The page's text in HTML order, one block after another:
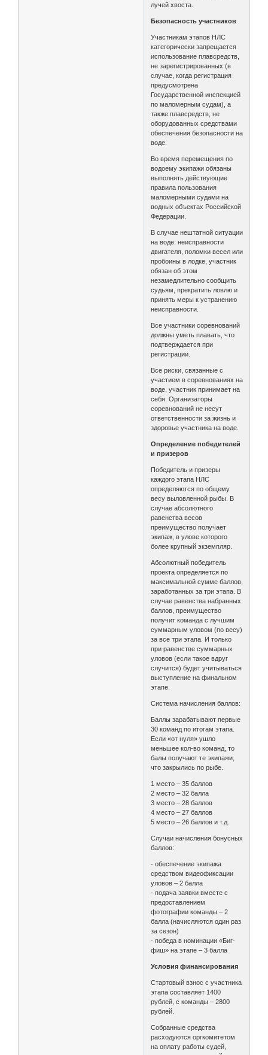
лучей хвоста.
Безопасность участников
Участникам этапов НЛС
категорически запрещается
использование плавсредств,
не зарегистрированных (в
случае, когда регистрация
предусмотрена
Государственной инспекцией
по маломерным судам), а
также плавсредств, не
оборудованных средствами
обеспечения безопасности на
воде.
Во время перемещения по
водоему экипажи обязаны
выполнять действующие
правила пользования
маломерными судами на
водных объектах Российской
Федерации.
В случае нештатной ситуации
на воде: неисправности
двигателя, поломки весел или
пробоины в лодке, участник
обязан об этом
незамедлительно сообщить
судьям, прекратить ловлю и
принять меры к устранению
неисправности.
Все участники соревнований
должны уметь плавать, что
подтверждается при
регистрации.
Все риски, связанные с
участием в соревнованиях на
воде, участник принимает на
себя. Организаторы
соревнований не несут
ответственности за жизнь и
здоровье участника на воде.
Определение победителей
и призеров
Победитель и призеры
каждого этапа НЛС
определяются по общему
весу выловленной рыбы. В
случае абсолютного
равенства весов
преимущество получает
экипаж, в улове которого
более крупный экземпляр.
Абсолютный победитель
проекта определяется по
максимальной сумме баллов,
заработанных за три этапа. В
случае равенства набранных
баллов, преимущество
получит команда с лучшим
суммарным уловом (по весу)
за все три этапа. И только
при равенстве суммарных
уловов (если такое вдруг
случится) будет учитываться
выступление на финальном
этапе.
Система начисления баллов:
Баллы зарабатывают первые
30 команд по итогам этапа.
Если «от нуля» ушло
меньшее кол-во команд, то
балы получают те экипажи,
что закрылись по рыбе.
1 место – 35 баллов
2 место – 32 балла
3 место – 28 баллов
4 место – 27 баллов
5 место – 26 баллов и т.д.
Случаи начисления бонусных
баллов:
- обеспечение экипажа
средством видеофиксации
уловов – 2 балла
- подача заявки вместе с
предоставлением
фотографии команды – 2
балла (начисляются один раз
за сезон)
- победа в номинации «Биг-
фиш» на этапе – 3 балла
Условия финансирования
Стартовый взнос с участника
этапа составляет 1400
рублей, с команды – 2800
рублей.
Собранные средства
расходуются оргкомитетом
на оплату работы судей,